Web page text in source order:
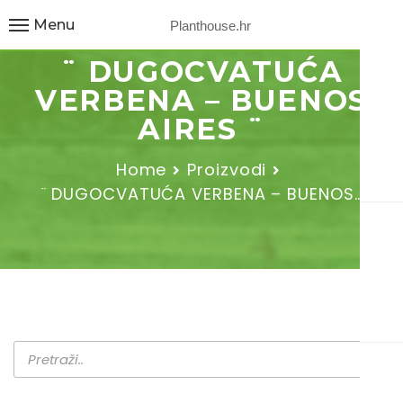
Planthouse.hr
Menu
¨ DUGOCVATUĆA
VERBENA – BUENOS
AIRES ¨
Home
Proizvodi
¨ DUGOCVATUĆA VERBENA – BUENOS…